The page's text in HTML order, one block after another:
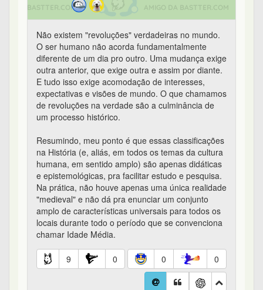
Não existem "revoluções" verdadeiras no mundo.
O ser humano não acorda fundamentalmente
diferente de um dia pro outro. Uma mudança exige
outra anterior, que exige outra e assim por diante.
E tudo isso exige acomodação de interesses,
expectativas e visões de mundo. O que chamamos
de revoluções na verdade são a culminância de
um processo histórico.
Resumindo, meu ponto é que essas classificações
na História (e, aliás, em todos os temas da cultura
humana, em sentido amplo) são apenas didáticas
e epistemológicas, pra facilitar estudo e pesquisa.
Na prática, não houve apenas uma única realidade
"medieval" e não dá pra enunciar um conjunto
amplo de características universais para todos os
locais durante todo o período que se convenciona
chamar Idade Média.
9 0 0 0